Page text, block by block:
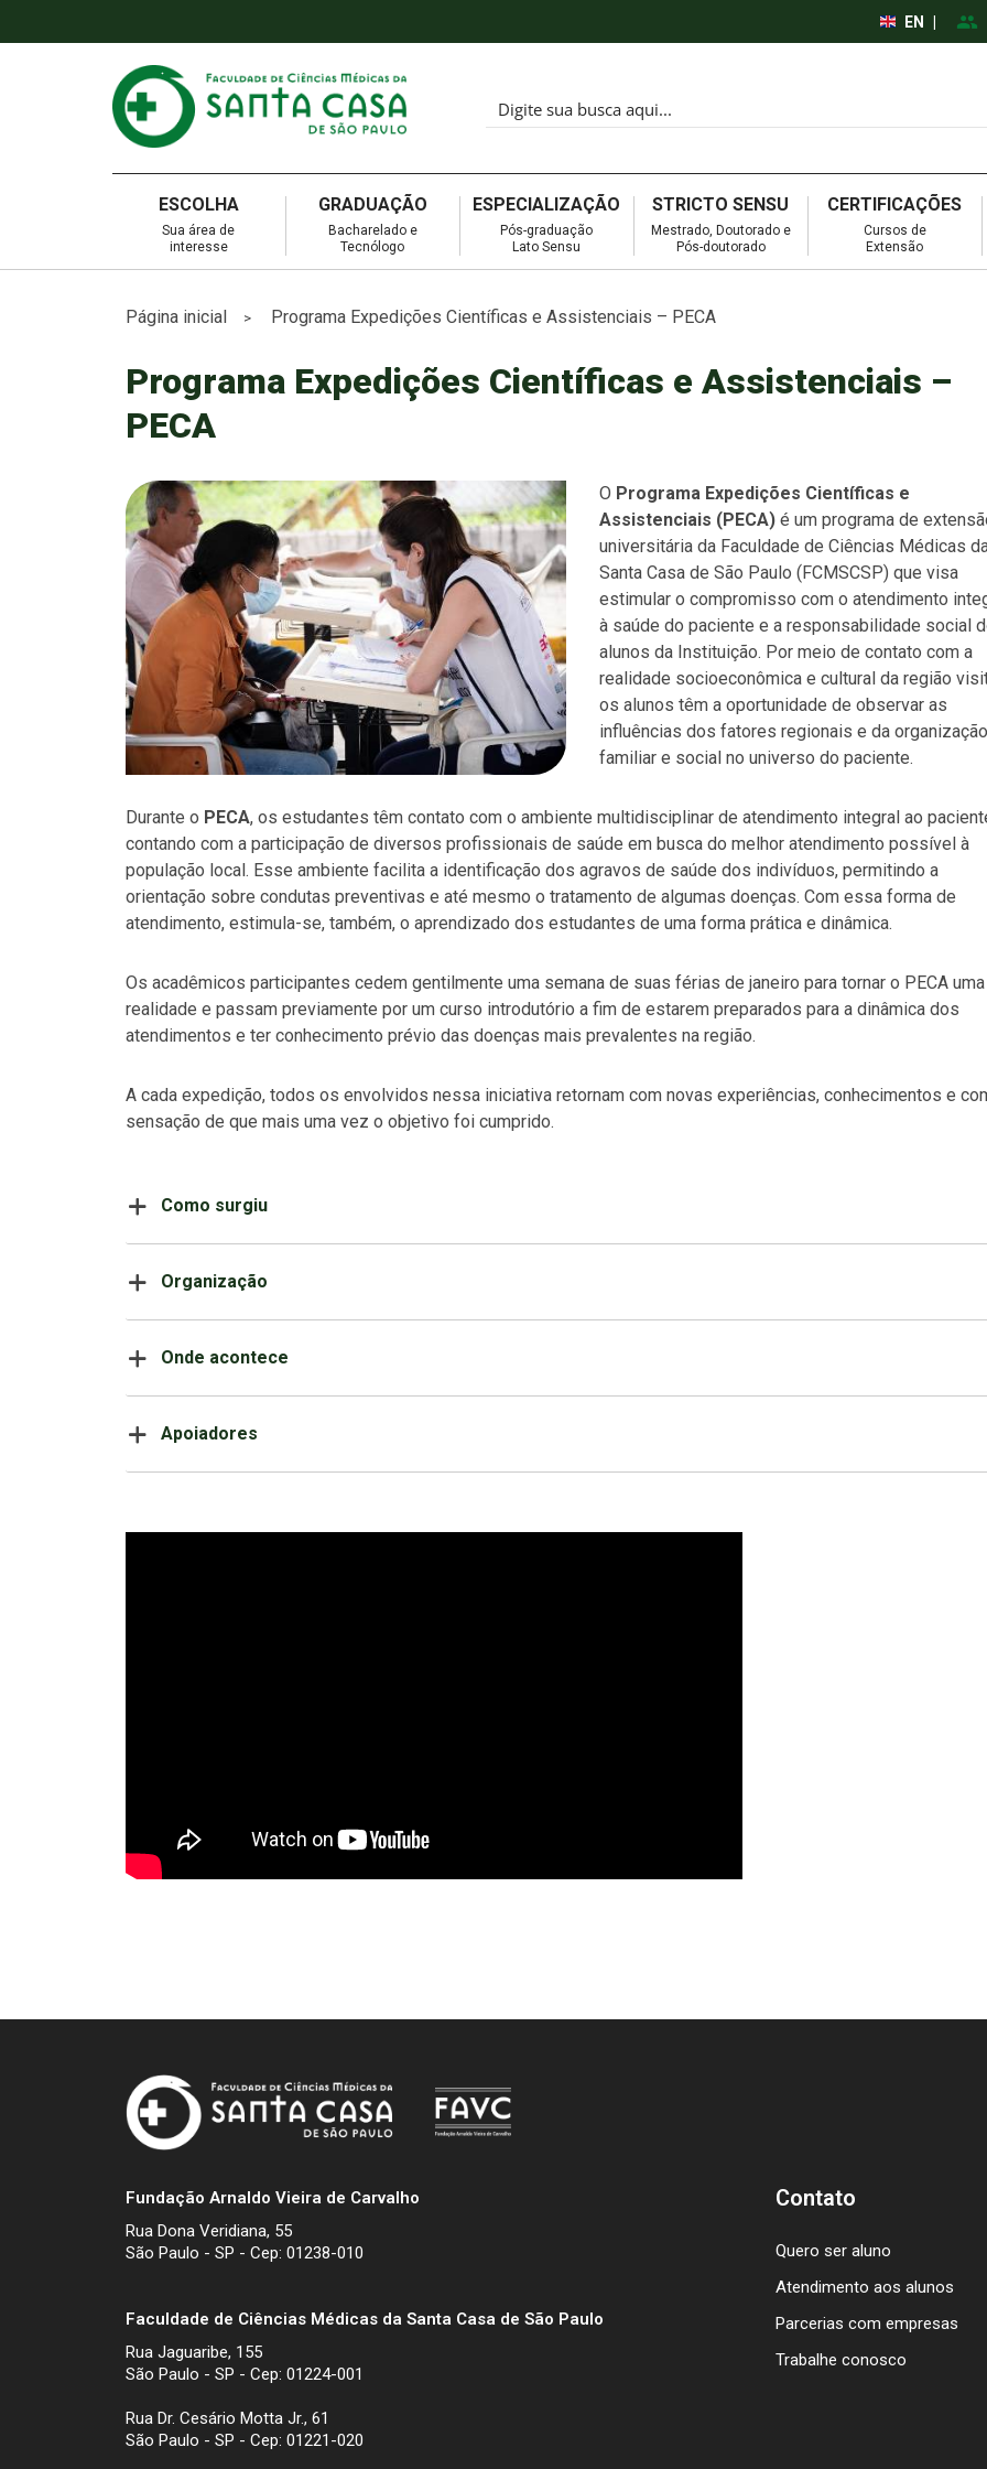
EN
ESCOLHA
Sua área de
interesse
GRADUAÇÃO
Bacharelado e
Tecnólogo
ESPECIALIZAÇÃO
Pós-graduação
Lato Sensu
STRICTO SENSU
Mestrado, Doutorado e
Pós-doutorado
CERTIFICAÇÕES
Cursos de
Extensão
Página inicial > Programa Expedições Científicas e Assistenciais – PECA
Programa Expedições Científicas e Assistenciais –
PECA
O Programa Expedições Científicas e
Assistenciais (PECA) é um programa de
universitária da Faculdade de Ciências Médicas
Santa Casa de São Paulo (FCMSCSP) que visa
estimular o compromisso com o atendimento
à saúde do paciente e a responsabilidade social
alunos da Instituição. Por meio de contato com a
realidade socioeconômica e cultural da região
os alunos têm a oportunidade de observar as
influências dos fatores regionais e da organização
familiar e social no universo do paciente.
Durante o PECA, os estudantes têm contato com o ambiente multidisciplinar de atendimento integral ao
contando com a participação de diversos profissionais de saúde em busca do melhor atendimento possível à
população local. Esse ambiente facilita a identificação dos agravos de saúde dos indivíduos, permitindo a
orientação sobre condutas preventivas e até mesmo o tratamento de algumas doenças. Com essa forma de
atendimento, estimula-se, também, o aprendizado dos estudantes de uma forma prática e dinâmica.
Os acadêmicos participantes cedem gentilmente uma semana de suas férias de janeiro para tornar o PECA uma
realidade e passam previamente por um curso introdutório a fim de estarem preparados para a dinâmica dos
atendimentos e ter conhecimento prévio das doenças mais prevalentes na região.
A cada expedição, todos os envolvidos nessa iniciativa retornam com novas experiências, conhecimentos e
sensação de que mais uma vez o objetivo foi cumprido.
Como surgiu
Organização
Onde acontece
Apoiadores
Fundação Arnaldo Vieira de Carvalho
Rua Dona Veridiana, 55
São Paulo - SP - Cep: 01238-010
Faculdade de Ciências Médicas da Santa Casa de São Paulo
Rua Jaguaribe, 155
São Paulo - SP - Cep: 01224-001
Rua Dr. Cesário Motta Jr., 61
São Paulo - SP - Cep: 01221-020
Contato
Quero ser aluno
Atendimento aos alunos
Parcerias com empresas
Trabalhe conosco